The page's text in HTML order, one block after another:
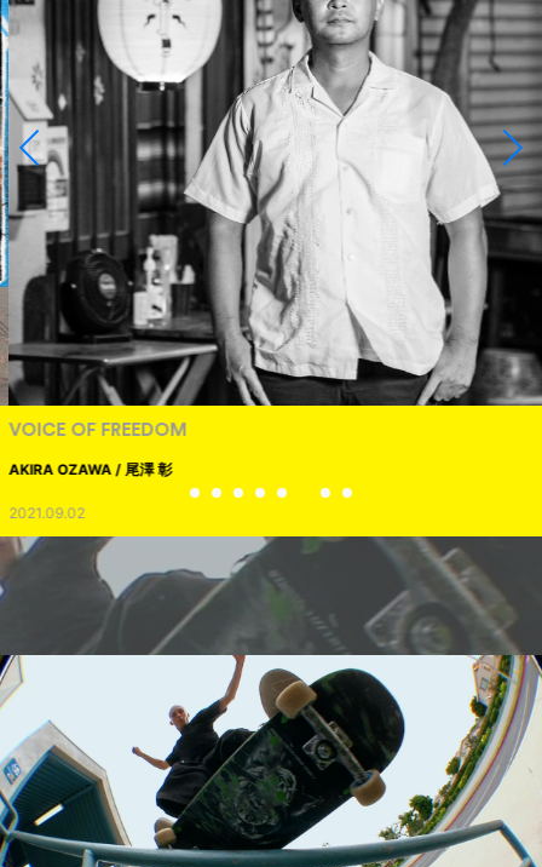
VOICE OF FREEDOM
AKIRA OZAWA / 尾澤 彰
2021.09.02